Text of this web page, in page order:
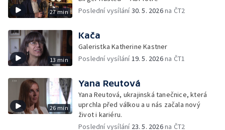
27 min
Poslední vysílání30. 5. 2026na ČT2
13 min
Kača
Galeristka Katherine Kastner
Poslední vysílání19. 5. 2026na ČT1
26 min
Yana Reutová
Yana Reutová, ukrajinská tanečnice, která
uprchla před válkou a u nás začala nový
život i kariéru.
Poslední vysílání 23. 5. 2026na ČT2